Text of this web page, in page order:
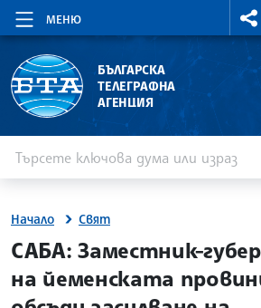
МЕНЮ
БЪЛГАРСКА
ТЕЛЕГРАФНА
АГЕНЦИЯ
Начало Свят
site.bta
САБА: Заместник-
на йеменската